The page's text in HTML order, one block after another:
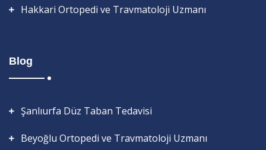
Hakkari Ortopedi ve Travmatoloji Uzmanı
Blog
Şanlıurfa Düz Taban Tedavisi
Beyoğlu Ortopedi ve Travmatoloji Uzmanı